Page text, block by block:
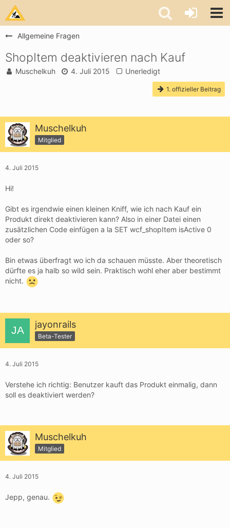
Allgemeine Fragen
ShopItem deaktivieren nach Kauf
Muschelkuh 4. Juli 2015 Unerledigt
1. offizieller Beitrag
Muschelkuh
Mitglied
4. Juli 2015
Hi!
Gibt es irgendwie einen kleinen Kniff, wie ich nach Kauf ein
Produkt direkt deaktivieren kann? Also in einer Datei einen
zusätzlichen Code einfügen a la SET wcf_shopItem isActive 0
oder so?
Bin etwas überfragt wo ich da schauen müsste. Aber theoretisch
dürfte es ja halb so wild sein. Praktisch wohl eher aber bestimmt
nicht.
jayonrails
Beta-Tester
4. Juli 2015
Verstehe ich richtig: Benutzer kauft das Produkt einmalig, dann
soll es deaktiviert werden?
Muschelkuh
Mitglied
4. Juli 2015
Jepp, genau.